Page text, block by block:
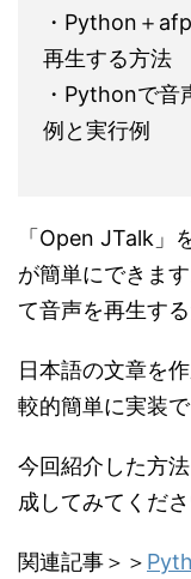
・Python＋
再生する方法
・Pythonで音
例と実行例
「Open JTalk」
が簡単にできま
て音声を再生する
日本語の文章を
較的簡単に実装で
今回紹介した方
成してみてくださ
関連記事＞＞